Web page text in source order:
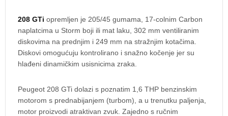
208 GTi opremljen je 205/45 gumama, 17-colnim Carbon
naplatcima u Storm boji ili mat laku, 302 mm ventiliranim
diskovima na prednjim i 249 mm na stražnjim kotačima.
Diskovi omogućuju kontrolirano i snažno kočenje jer su
hlađeni dinamičkim usisnicima zraka.
Peugeot 208 GTi dolazi s poznatim 1,6 THP benzinskim
motorom s prednabijanjem (turbom), a u trenutku paljenja,
motor proizvodi atraktivan zvuk. Zajedno s ručnim